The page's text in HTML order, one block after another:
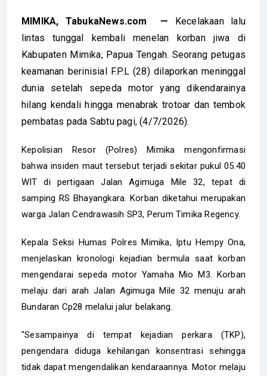
MIMIKA, TabukaNews.com — Kecelakaan lalu
lintas tunggal kembali menelan korban jiwa di
Kabupaten Mimika, Papua Tengah. Seorang petugas
keamanan berinisial F.P.L (28) dilaporkan meninggal
dunia setelah sepeda motor yang dikendarainya
hilang kendali hingga menabrak trotoar dan tembok
pembatas pada Sabtu pagi, (4/7/2026).
Kepolisian Resor (Polres) Mimika mengonfirmasi
bahwa insiden maut tersebut terjadi sekitar pukul 05.40
WIT di pertigaan Jalan Agimuga Mile 32, tepat di
samping RS Bhayangkara. Korban diketahui merupakan
warga Jalan Cendrawasih SP3, Perum Timika Regency.
Kepala Seksi Humas Polres Mimika, Iptu Hempy Ona,
menjelaskan kronologi kejadian bermula saat korban
mengendarai sepeda motor Yamaha Mio M3. Korban
melaju dari arah Jalan Agimuga Mile 32 menuju arah
Bundaran Cp28 melalui jalur belakang.
"Sesampainya di tempat kejadian perkara (TKP),
pengendara diduga kehilangan konsentrasi sehingga
tidak dapat mengendalikan kendaraannya. Motor melaju